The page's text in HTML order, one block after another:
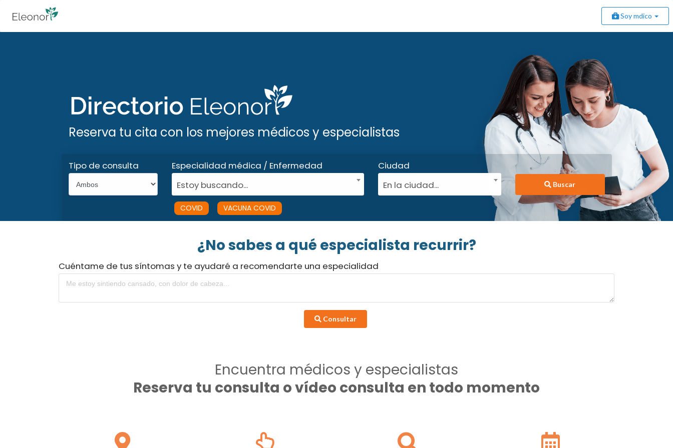
Soy mdico
Reserva tu cita con los mejores médicos y especialistas
Tipo de consulta
Especialidad médica / Enfermedad
Estoy buscando...
COVID VACUNA COVID
Ciudad
En la ciudad...
Buscar
¿No sabes a qué especialista recurrir?
Cuéntame de tus síntomas y te ayudaré a recomendarte una especialidad
Consultar
Encuentra médicos y especialistas
Reserva tu consulta o vídeo consulta en todo momento